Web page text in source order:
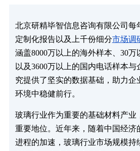
北京研精毕智信息咨询有限公司每
定制化报告以及上千份细分市场调
涵盖8000万以上的海外样本、30万
以及3600万以上的国内电话样本
究提供了坚实的数据基础，助力企
环境中稳健前行。
玻璃行业作为重要的基础材料产业
重要地位。近年来，随着中国经济
进程的加速，玻璃行业市场规模持